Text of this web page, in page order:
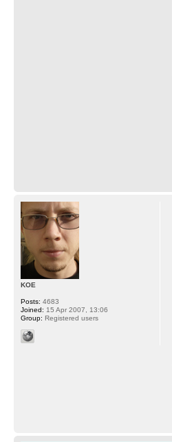
KOE
Posts: 4683
Joined: 15 Apr 2007, 13:06
Group: Registered users